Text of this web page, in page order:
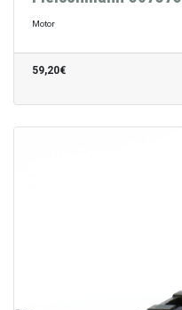
Motor
59,20€